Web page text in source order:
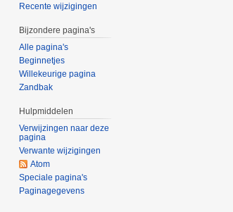
Recente wijzigingen
Bijzondere pagina's
Alle pagina's
Beginnetjes
Willekeurige pagina
Zandbak
Hulpmiddelen
Verwijzingen naar deze
pagina
Verwante wijzigingen
Atom
Speciale pagina's
Paginagegevens